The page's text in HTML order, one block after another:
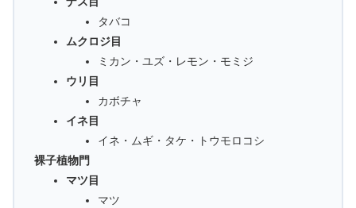
タバコ
ムクロジ目
ミカン・ユズ・レモン・モミジ
ウリ目
カボチャ
イネ目
イネ・ムギ・タケ・トウモロコシ
裸子植物門
マツ目
マツ